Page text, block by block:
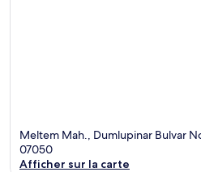
Meltem Mah., Dumlupinar Bulvar
07050
Afficher sur la carte